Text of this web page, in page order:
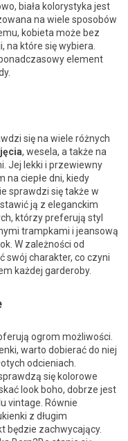
biała kolorystyka jest
na wiele sposobów
kobieta może bez
na które się wybiera.
element
się na wiele różnych
, wesela, a także na
Jej lekki i przewiewny
na ciepłe dni, kiedy
sprawdzi się także w
ją z eleganckim
którzy preferują styl
trampkami i jeansową
W zależności od
swój charakter, co czyni
każdej garderoby.
ogrom możliwości.
warto dobierać do niej
odcieniach.
się kolorowe
look boho, dobrze jest
vintage. Równie
z długim
będzie zachwycający.